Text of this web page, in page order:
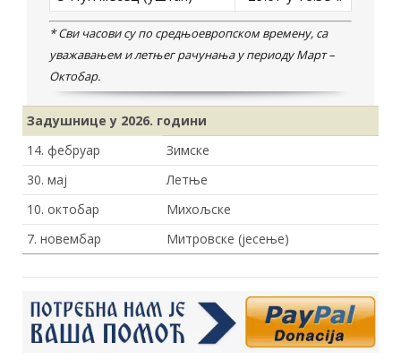
* Сви часови су по средњоевропском времену, са
уважавањем и летњег рачунања у периоду Март –
Октобар.
Задушнице у 2026. години
14. фебруар
Зимске
30. мај
Летње
10. октобар
Михољске
7. новембар
Митровске (јесење)